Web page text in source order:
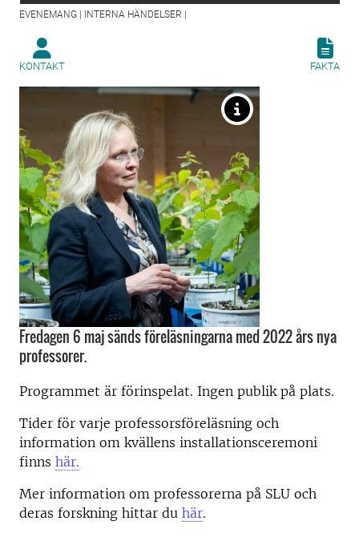
EVENEMANG | INTERNA HÄNDELSER |
KONTAKT FAKTA
Fredagen 6 maj sänds föreläsningarna med 2022 års nya
professorer.
Programmet är förinspelat. Ingen publik på plats.
Tider för varje professorsföreläsning och
information om kvällens installationsceremoni
finns här.
Mer information om professorerna på SLU och
deras forskning hittar du här.